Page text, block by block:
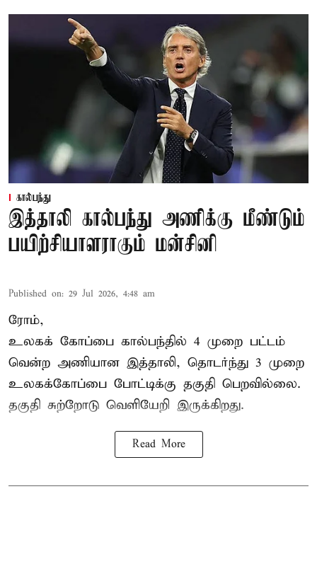
கால்பந்து
இத்தாலி கால்பந்து அணிக்கு மீண்டும்
பயிற்சியாளராகும் மன்சினி
Published on: 29 Jul 2026, 4:48 am
ரோம்,
உலகக் கோப்பை கால்பந்தில் 4 முறை பட்டம்
வென்ற அணியான இத்தாலி, தொடர்ந்து 3 முறை
உலகக்கோப்பை போட்டிக்கு தகுதி பெறவில்லை.
தகுதி சுற்றோடு வெளியேறி இருக்கிறது.
Read More